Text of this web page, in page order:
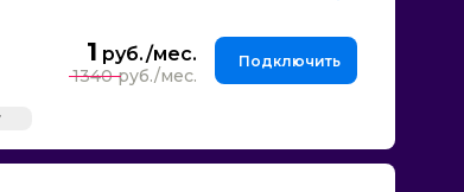
1
1340
Подключить